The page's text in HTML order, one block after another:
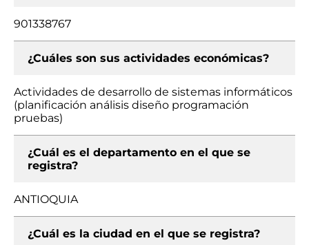
901338767
¿Cuáles son sus actividades económicas?
Actividades de desarrollo de sistemas informáticos
(planificación análisis diseño programación
pruebas)
¿Cuál es el departamento en el que se
registra?
ANTIOQUIA
¿Cuál es la ciudad en el que se registra?